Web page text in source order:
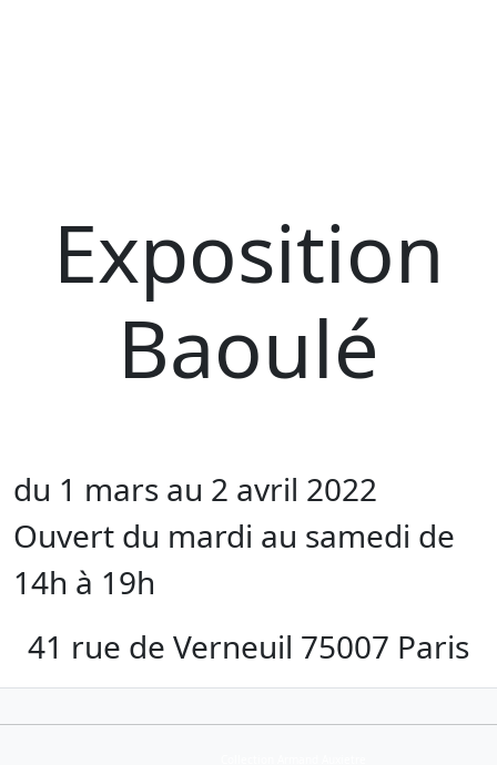
Exposition
Baoulé
du 1 mars au 2 avril 2022
Ouvert du mardi au samedi de
14h à 19h
41 rue de Verneuil 75007 Paris